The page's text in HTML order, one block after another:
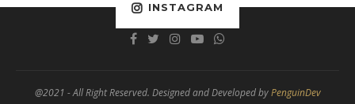
INSTAGRAM
@2021 - All Right Reserved. Designed and Developed byPenguinDev